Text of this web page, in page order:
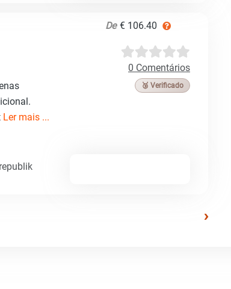
De € 106.40
0 Comentários
🥉 Verificado
Ler mais ...
›